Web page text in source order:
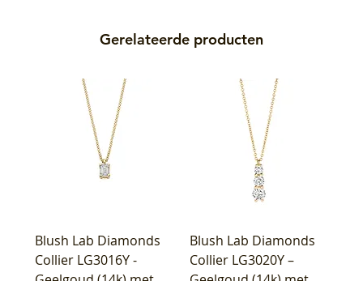
Gerelateerde producten
Blush Lab Diamonds
Collier LG3016Y -
Blush Lab Diamonds
Collier LG3020Y –